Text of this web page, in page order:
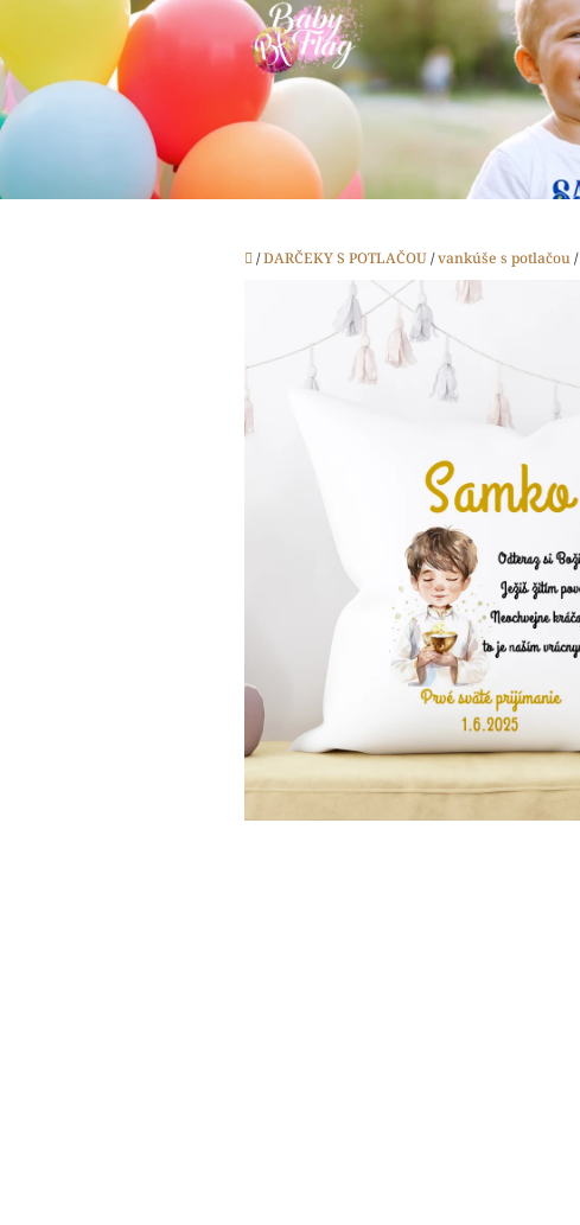
obsah
Domov
/DARČEKY S POTLAČOU/vankúše s potlačou/